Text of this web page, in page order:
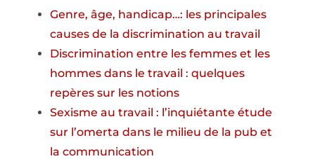
Genre, âge, handicap…: les principales
causes de la discrimination au travail
Discrimination entre les femmes et les
hommes dans le travail : quelques
repères sur les notions
Sexisme au travail : l’inquiétante étude
sur l’omerta dans le milieu de la pub et
la communication